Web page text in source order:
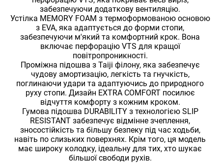
забезпечуючи додаткову вентиляцію.
Устілка MEMORY FOAM з термоформованою основою
з EVA, яка адаптується до форми стопи,
забезпечуючи м'який та комфортний крок. Вона
включає перфорацію VTS для кращої
повітропроникності.
Проміжна підошва з Taiji філону, яка забезпечує
чудову амортизацію, легкість та гнучкість,
поглинаючи удари та адаптуючись до природного
руху стопи. Дизайн EXTRA COMFORT посилює
відчуття комфорту з кожним кроком.
Гумова підошва DURABILITY з технологією SLIP
RESISTANT забезпечує відмінне зчеплення,
зносостійкість та більшу безпеку під час ходьби,
навіть по слизьких поверхнях. Крім того, ця модель
має широку колодку, ідеальну для тих, хто шукає
більшої свободи рухів.